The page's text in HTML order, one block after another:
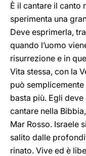
È il cantare il canto
sperimenta una
Deve esprimerla,
quando l’uomo
risurrezione e in
Vita stessa, con la
può
basta più. Egli
cantare nella
Mar Rosso. Israele
salito dalle
rinato. Vive ed è